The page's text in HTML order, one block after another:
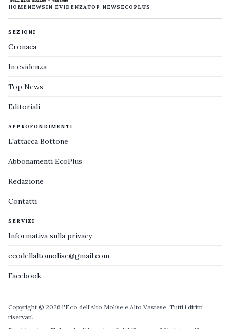
HOMENEWS IN EVIDENZATOP NEWS ECOPLUS
SEZIONI
Cronaca
In evidenza
Top News
Editoriali
APPROFONDIMENTI
L'attacca Bottone
Abbonamenti EcoPlus
Redazione
Contatti
SERVIZI
Informativa sulla privacy
ecodellaltomolise@gmail.com
Facebook
Copyright © 2026 l'Eco dell'Alto Molise e Alto Vastese. Tutti i diritti
riservati.